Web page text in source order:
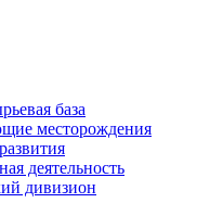
база
месторождения
деятельность
дивизион